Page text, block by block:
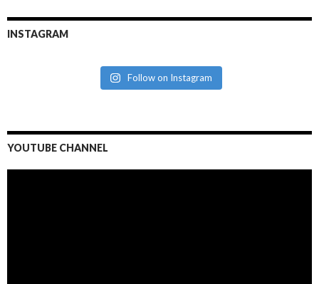
INSTAGRAM
Follow on Instagram
YOUTUBE CHANNEL